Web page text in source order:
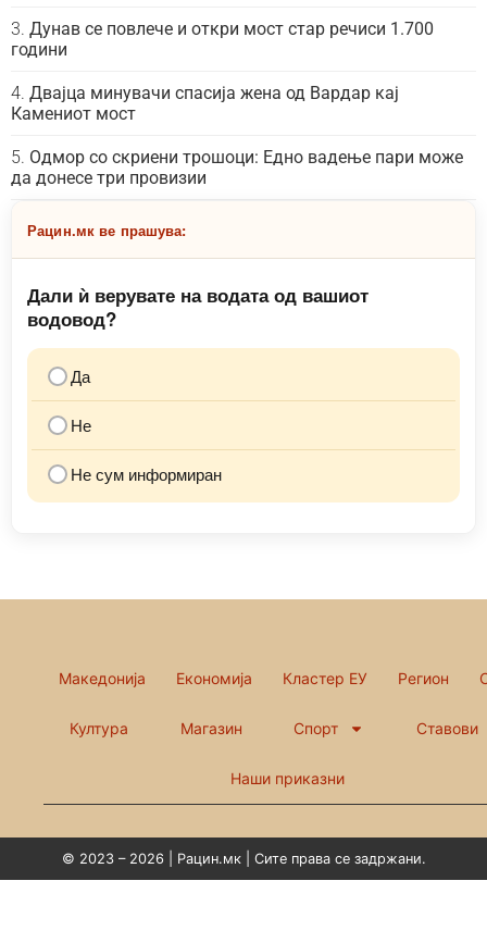
Дунав се повлече и откри мост стар речиси 1.700
години
Двајца минувачи спасија жена од Вардар кај
Камениот мост
Одмор со скриени трошоци: Едно вадење пари може
да донесе три провизии
Рацин.мк ве прашува:
Дали ѝ верувате на водата од вашиот
водовод?
Да
Не
Не сум информиран
Македонија Економија Кластер ЕУ Регион
Култура Магазин Спорт Ставови
Наши приказни
© 2023 – 2026 | Рацин.мк | Сите права се задржани.